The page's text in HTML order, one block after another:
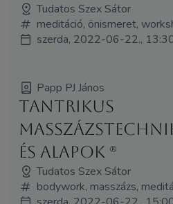
Tudatos Szex Sátor
meditáció, önismeret,
szerda, 2022-06-22.,
Papp PJ János
Tantrikus
és alapok (R)
Tudatos Szex Sátor
bodywork, masszázs,